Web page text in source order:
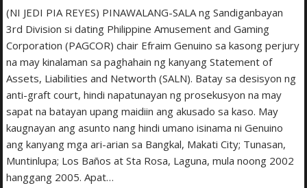
(NI JEDI PIA REYES) PINAWALANG-SALA ng Sandiganbayan
3rd Division si dating Philippine Amusement and Gaming
Corporation (PAGCOR) chair Efraim Genuino sa kasong perjury
na may kinalaman sa paghahain ng kanyang Statement of
Assets, Liabilities and Networth (SALN). Batay sa desisyon ng
anti-graft court, hindi napatunayan ng prosekusyon na may
sapat na batayan upang maidiin ang akusado sa kaso. May
kaugnayan ang asunto nang hindi umano isinama ni Genuino
ang kanyang mga ari-arian sa Bangkal, Makati City; Tunasan,
Muntinlupa; Los Baños at Sta Rosa, Laguna, mula noong 2002
hanggang 2005. Apat…